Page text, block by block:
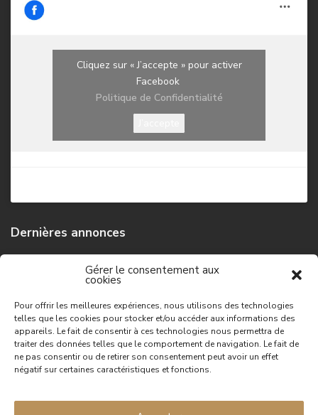
Gérer le consentement aux
cookies
Pour offrir les meilleures expériences, nous utilisons des technologies
telles que les cookies pour stocker et/ou accéder aux informations des
appareils. Le fait de consentir à ces technologies nous permettra de
traiter des données telles que le comportement de navigation. Le fait de
ne pas consentir ou de retirer son consentement peut avoir un effet
négatif sur certaines caractéristiques et fonctions.
Cliquez sur « J’accepte » pour activer
Facebook
Politique de Confidentialité
Dernières annonces
Maison de campagne
74,500 €
Grande maison de campagne
149,100 €
96,300 €